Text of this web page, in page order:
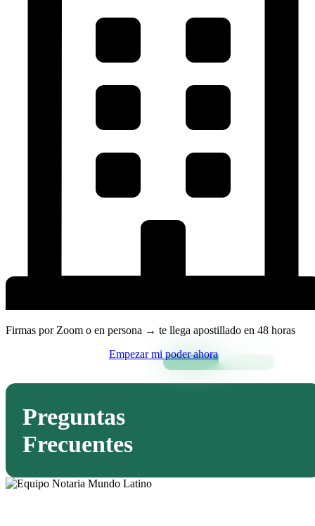
Firmas por Zoom o en persona → te llega apostillado en 48 horas
Empezar mi poder ahora
Preguntas
Frecuentes